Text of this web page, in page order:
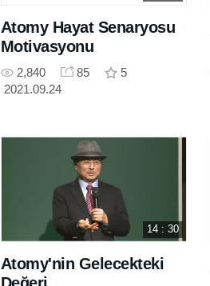
Atomy Hayat Senaryosu
Motivasyonu
2,840 85
5
2021.09.24
14 : 30
Atomy'nin Gelecekteki